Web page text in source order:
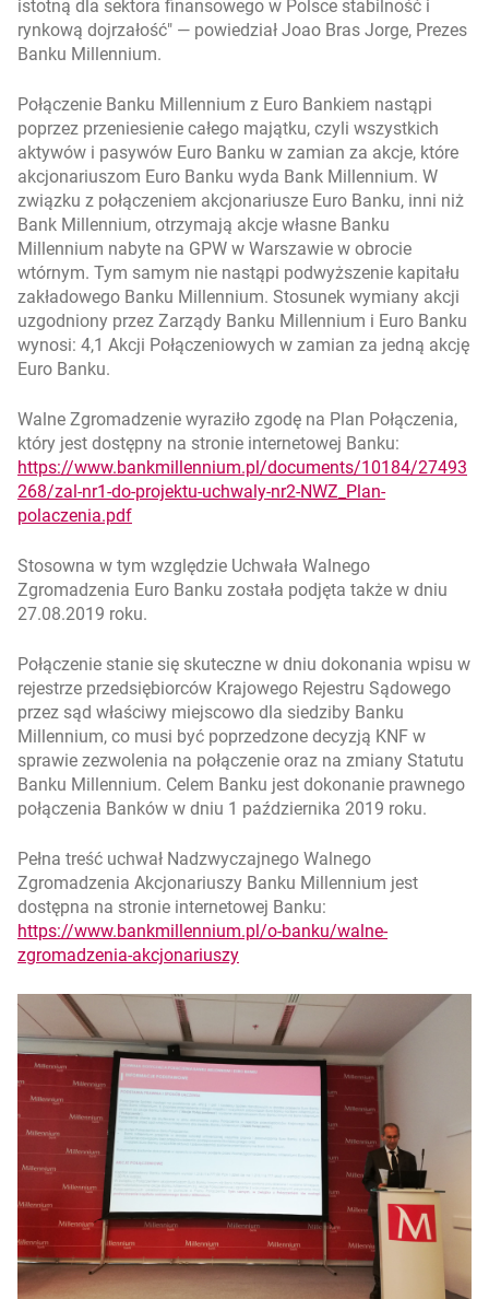
istotną dla sektora finansowego w Polsce stabilność i
rynkową dojrzałość — powiedział Joao Bras Jorge, Prezes
Banku Millennium.
Połączenie Banku Millennium z Euro Bankiem nastąpi
poprzez przeniesienie całego majątku, czyli wszystkich
aktywów i pasywów Euro Banku w zamian za akcje, które
akcjonariuszom Euro Banku wyda Bank Millennium. W
związku z połączeniem akcjonariusze Euro Banku, inni niż
Bank Millennium, otrzymają akcje własne Banku
Millennium nabyte na GPW w Warszawie w obrocie
wtórnym. Tym samym nie nastąpi podwyższenie kapitału
zakładowego Banku Millennium. Stosunek wymiany akcji
uzgodniony przez Zarządy Banku Millennium i Euro Banku
wynosi: 4,1 Akcji Połączeniowych w zamian za jedną akcję
Euro Banku.
Walne Zgromadzenie wyraziło zgodę na Plan Połączenia,
który jest dostępny na stronie internetowej Banku:
https://www.bankmillennium.pl/documents/10184/27493
268/zal-nr1-do-projektu-uchwaly-nr2-NWZ_Plan-
polaczenia.pdf
Stosowna w tym względzie Uchwała Walnego
Zgromadzenia Euro Banku została podjęta także w dniu
27.08.2019 roku.
Połączenie stanie się skuteczne w dniu dokonania wpisu w
rejestrze przedsiębiorców Krajowego Rejestru Sądowego
przez sąd właściwy miejscowo dla siedziby Banku
Millennium, co musi być poprzedzone decyzją KNF w
sprawie zezwolenia na połączenie oraz na zmiany Statutu
Banku Millennium. Celem Banku jest dokonanie prawnego
połączenia Banków w dniu 1 października 2019 roku.
Pełna treść uchwał Nadzwyczajnego Walnego
Zgromadzenia Akcjonariuszy Banku Millennium jest
dostępna na stronie internetowej Banku:
https://www.bankmillennium.pl/o-banku/walne-
zgromadzenia-akcjonariuszy